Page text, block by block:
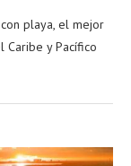
playa, el mejor
Caribe y Pacífico